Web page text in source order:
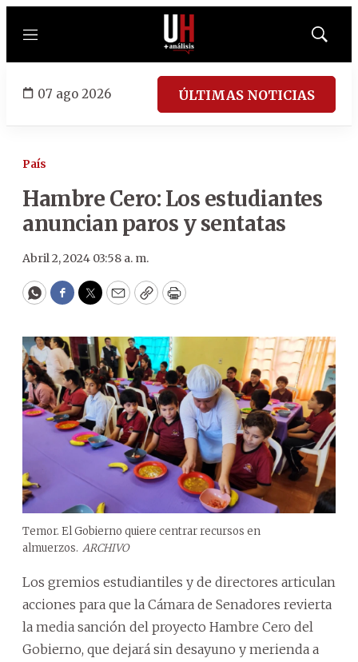
Menú
Mostrar
07 ago 2026 ÚLTIMAS NOTICIAS
País
Hambre Cero: Los estudiantes
anuncian paros y sentatas
Abril 2, 2024 03:58 a. m.
WhatsApp
Facebook
Twitter
EmailCopyPrint
Temor. El Gobierno quiere centrar recursos en
almuerzos. ARCHIVO
Los gremios estudiantiles y de directores articulan
acciones para que la Cámara de Senadores revierta
la media sanción del proyecto Hambre Cero del
Gobierno, que dejará sin desayuno y merienda a